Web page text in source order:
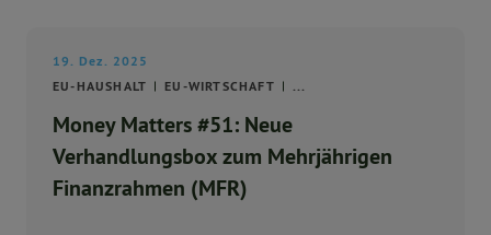
19. Dez. 2025
EU-HAUSHALT
EU-WIRTSCHAFT ...
Money Matters #51: Neue
Verhandlungsbox zum Mehrjährigen
Finanzrahmen (MFR)